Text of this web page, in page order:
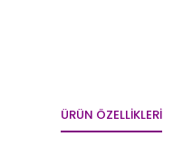
ÜRÜN ÖZELLIKLERI